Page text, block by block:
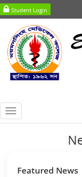
Student Login
Toggle
navigation
Featured News